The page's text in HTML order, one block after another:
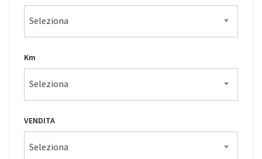
Seleziona
Km
Seleziona
VENDITA
Seleziona